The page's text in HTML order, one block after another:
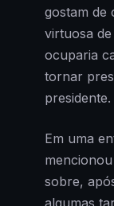
gostam de
virtuosa
ocuparia
tornar
presidente.
Em uma
sobre,